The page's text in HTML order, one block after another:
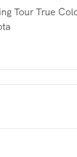
Tour True